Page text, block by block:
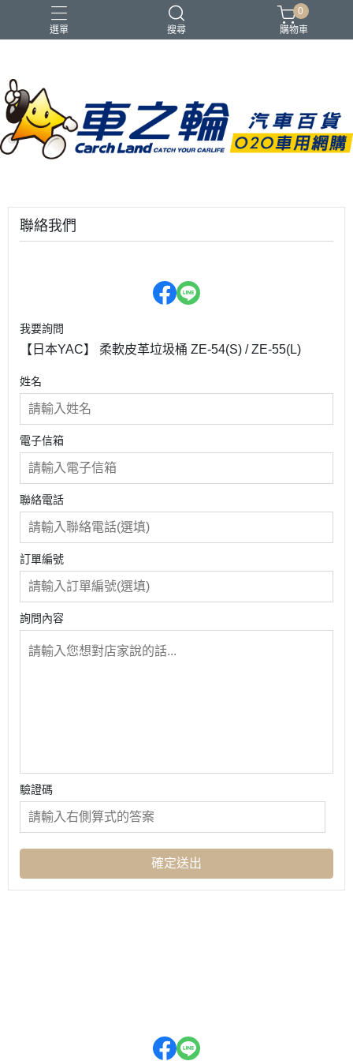
選單 搜尋
0
購物車
聯絡我們
我要詢問
【日本YAC】 柔軟皮革垃圾桶 ZE-54(S) / ZE-55(L)
姓名
電子信箱
聯絡電話
訂單編號
詢問內容
驗證碼
確定送出